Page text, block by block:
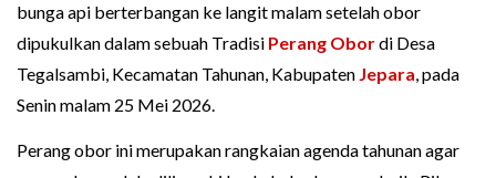
bunga api berterbangan ke langit malam setelah obor
dipukulkan dalam sebuah Tradisi Perang Obordi Desa
Tegalsambi, Kecamatan Tahunan, Kabupaten Jepara, pada
Senin malam 25 Mei 2026.
Perang obor ini merupakan rangkaian agenda tahunan agar